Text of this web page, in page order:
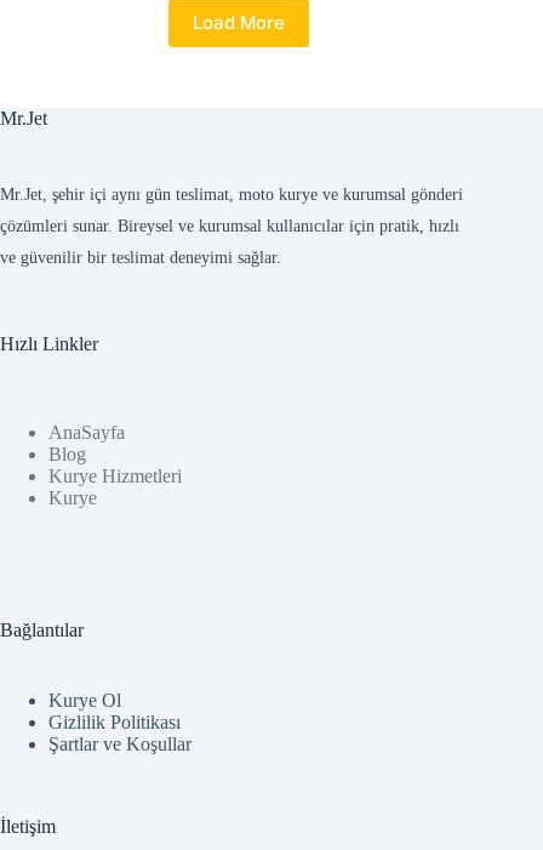
Load More
Mr.Jet
Mr.Jet, şehir içi aynı gün teslimat, moto kurye ve kurumsal gönderi
çözümleri sunar. Bireysel ve kurumsal kullanıcılar için pratik, hızlı
ve güvenilir bir teslimat deneyimi sağlar.
Hızlı Linkler
AnaSayfa
Blog
Kurye Hizmetleri
Kurye
Bağlantılar
Kurye Ol
Gizlilik Politikası
Şartlar ve Koşullar
İletişim